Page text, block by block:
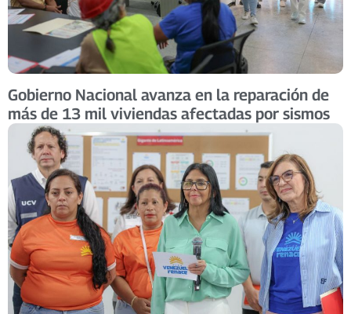
Gobierno Nacional avanza en la reparación de
más de 13 mil viviendas afectadas por sismos